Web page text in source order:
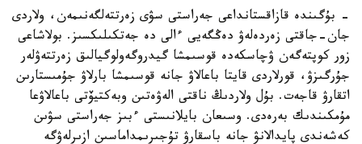
- بۇگىندە قازاقستانداعى جەراستى سۋى زەرتتەلگەنىمەن، ولاردى
جان-جاقتى زەردەلەۋ دەڭگەيى ءالى دە جەتكىلىكسىز. بولاشاعى
زور كوپتەگەن ۋچاسكەدە قوسىمشا گيدروگەولوگيالىق زەرتتەۋلەر
جۇرگىزۋ، قورلاردى قايتا باعالاۋ جانە قوسىمشا بارلاۋ جۇمىستارىن
اتقارۋ قاجەت. بۇل ولاردىڭ ناقتى الەۋەتىن وبەكتيۆتى باعالاۋعا
مۇمكىندىك بەرەدى. وسىعان بايلانىستى ءبىز جەراستى سۋىن
كەشەندى پايدالانۋ جانە باسقارۋ تۇجىرىمداماسىن ازىرلەۋگە